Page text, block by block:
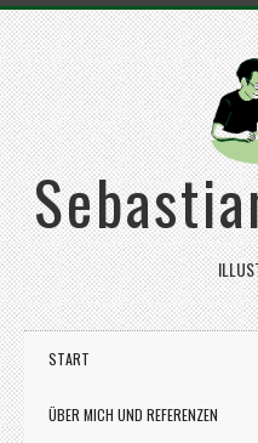
START
ÜBER MICH UND REFERENZEN